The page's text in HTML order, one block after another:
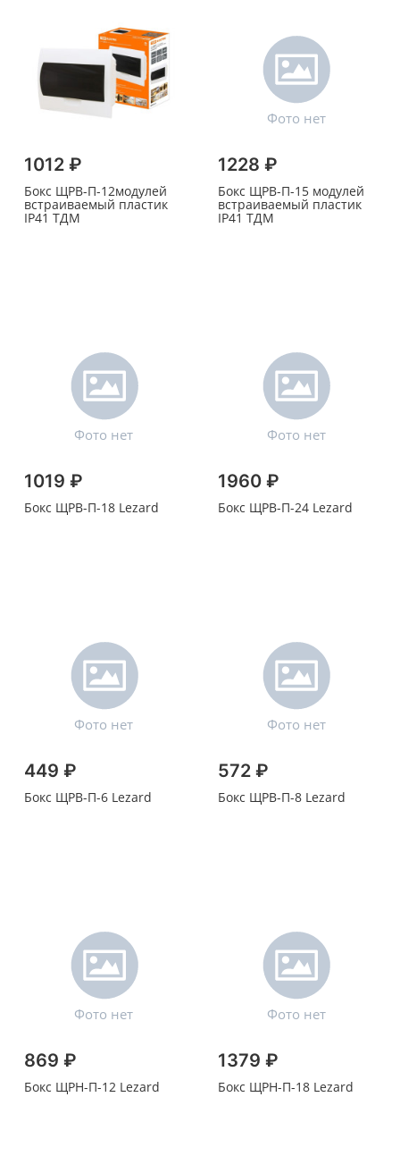
1012 ₽
Бокс ЩРВ-П-12модулей
встраиваемый пластик
IP41 ТДМ
1228 ₽
Бокс ЩРВ-П-15 модулей
встраиваемый пластик
IP41 ТДМ
1019 ₽
Бокс ЩРВ-П-18 Lezard
1960 ₽
Бокс ЩРВ-П-24 Lezard
449 ₽
Бокс ЩРВ-П-6 Lezard
572 ₽
Бокс ЩРВ-П-8 Lezard
869 ₽
Бокс ЩРН-П-12 Lezard
1379 ₽
Бокс ЩРН-П-18 Lezard